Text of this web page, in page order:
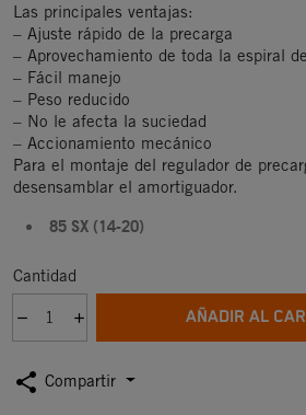
Las principales ventajas:
– Ajuste rápido de la precarga
– Aprovechamiento de toda la espiral
– Fácil manejo
– Peso reducido
– No le afecta la suciedad
– Accionamiento mecánico
Para el montaje del regulador de
desensamblar el amortiguador.
85 SX (14-20)
Cantidad
AÑADIR AL
share Compartir